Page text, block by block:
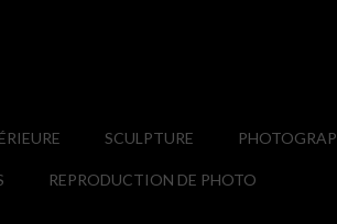
SCULPTURE
REPRODUCTION DE PHOTO